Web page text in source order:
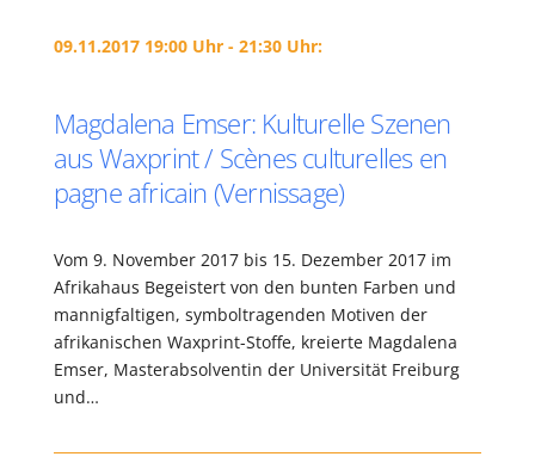
09.11.2017 19:00 Uhr - 21:30 Uhr:
Magdalena Emser: Kulturelle Szenen
aus Waxprint / Scènes culturelles en
pagne africain (Vernissage)
Vom 9. November 2017 bis 15. Dezember 2017 im
Afrikahaus Begeistert von den bunten Farben und
mannigfaltigen, symboltragenden Motiven der
afrikanischen Waxprint-Stoffe, kreierte Magdalena
Emser, Masterabsolventin der Universität Freiburg
und…